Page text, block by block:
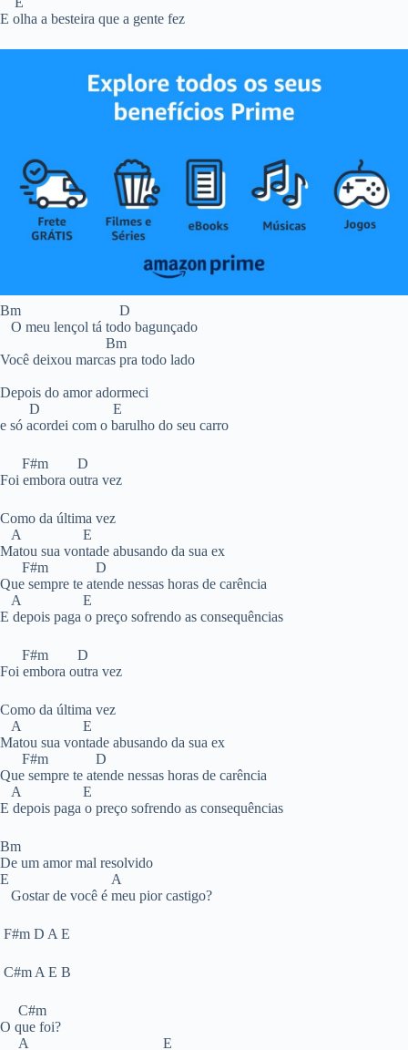
E olha a besteira que a gente fez
Bm D
O meu lençol tá todo bagunçado
Bm
Você deixou marcas pra todo lado
Depois do amor adormeci
D E
e só acordei com o barulho do seu carro
F#m D
Foi embora outra vez
Como da última vez
A E
Matou sua vontade abusando da sua ex
F#m D
Que sempre te atende nessas horas de carência
A E
E depois paga o preço sofrendo as consequências
F#m D
Foi embora outra vez
Como da última vez
A E
Matou sua vontade abusando da sua ex
F#m D
Que sempre te atende nessas horas de carência
A E
E depois paga o preço sofrendo as consequências
Bm
De um amor mal resolvido
E A
Gostar de você é meu pior castigo?
F#m D A E
C#m A E B
C#m
O que foi?
A E